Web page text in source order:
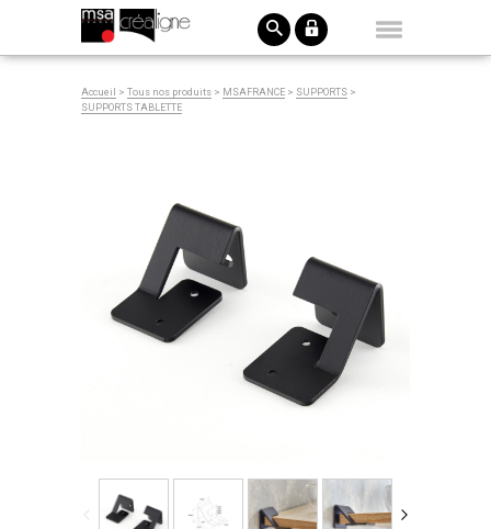
Accueil > Tous nos produits > MSAFRANCE > SUPPORTS >
SUPPORTS TABLETTE